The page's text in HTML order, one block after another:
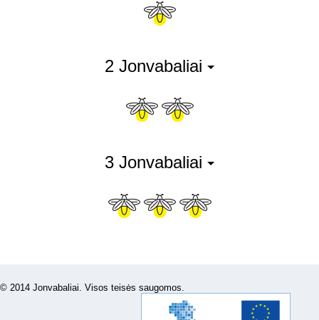
2 Jonvabaliai
3 Jonvabaliai
© 2014 Jonvabaliai. Visos teisės saugomos.